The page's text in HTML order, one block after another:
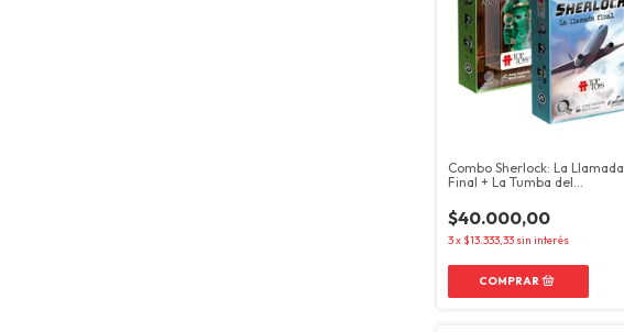
Combo Sherlock: La Llamada
Final + La Tumba del
$40.000,00
3x $13.333,33 sin interés